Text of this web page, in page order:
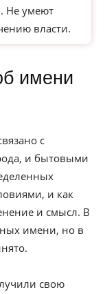
Не умеют
власти.
имени
с
и бытовыми
и как
и смысл. В
имени, но в
свою